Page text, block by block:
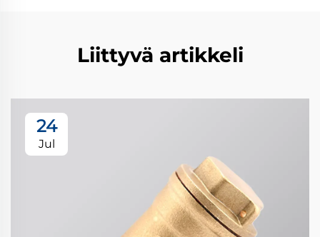
Liittyvä artikkeli
24
Jul